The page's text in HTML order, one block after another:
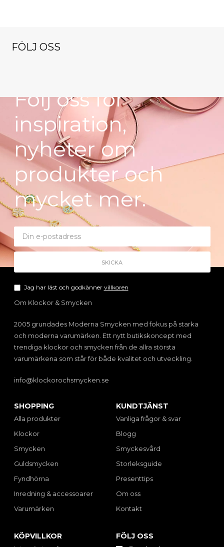
FÖLJ OSS
Nov 16 Okt 27
Följ oss för
inspiration,
nyheter om
produkter och
mycket mer.
Jag har läst och godkänner villkoren
Om Klockor & Smycken
2005 grundades Moderna Smycken med fokus på starka
och moderna varumärken. Ett nytt butikskoncept med
trendiga klockor och smycken från de allra största
varumärkena som står för både kvalitet och utveckling.
info@klockorochsmycken.se
SHOPPING
Alla produkter
Klockor
Smycken
Guldsmycken
Fyndhörna
Inredning & accessoarer
Varumärken
KUNDTJÄNST
Vanliga frågor & svar
Blogg
Smyckesvård
Storleksguide
Presenttips
Om oss
Kontakt
KÖPVILLKOR FÖLJ OSS